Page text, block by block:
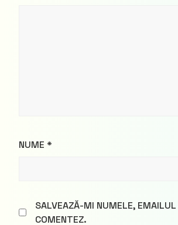
NUME *
SALVEAZĂ-MI NUMELE,
COMENTEZ.